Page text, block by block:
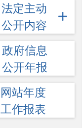
法定主动
公开内容
政府信息
公开年报
网站年度
工作报表